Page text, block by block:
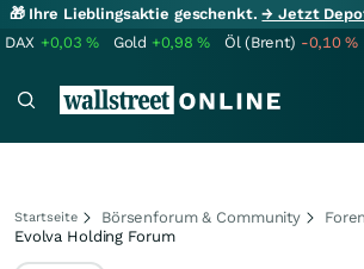
🎁 Ihre Lieblingsaktie geschenkt.→ Jetzt
DAX +0,03% Gold +0,98% Öl (Brent) -0,10%
Startseite Börsenforum & Community
Foren
Evolva Holding Forum